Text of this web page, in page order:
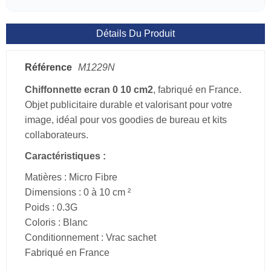
Détails Du Produit
Référence M1229N
Chiffonnette ecran 0 10 cm2, fabriqué en France.
Objet publicitaire durable et valorisant pour votre
image, idéal pour vos goodies de bureau et kits
collaborateurs.
Caractéristiques :
Matières : Micro Fibre
Dimensions : 0 à 10 cm ²
Poids : 0.3G
Coloris : Blanc
Conditionnement : Vrac sachet
Fabriqué en France